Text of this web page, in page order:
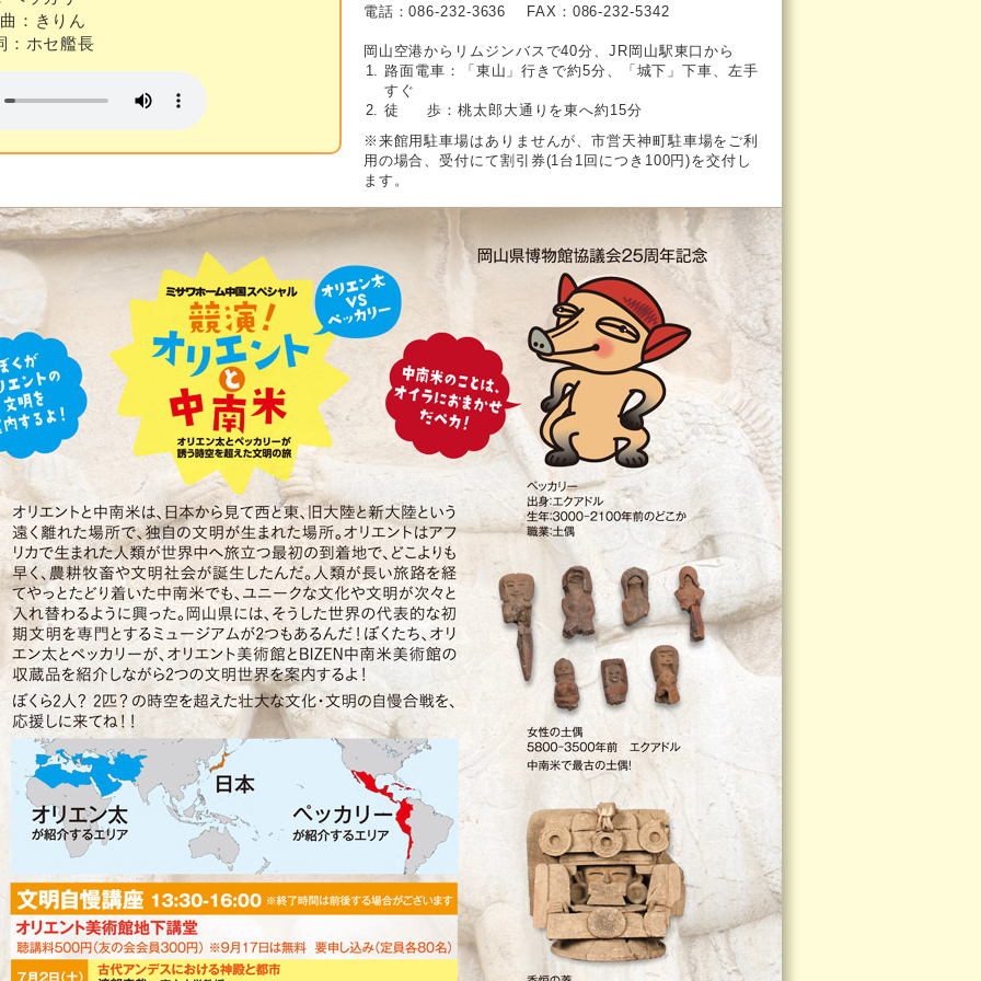
：きりん
：ホセ艦長
電話：086-232-3636
FAX：086-232-5342
岡山空港からリムジンバスで40分、JR岡山駅東口から
路面電車：「東山」行きで約5分、「城下」下車、左手
すぐ
徒歩：桃太郎大通りを東へ約15分
※来館用駐車場はありませんが、市営天神町駐車場をご利
用の場合、受付にて割引券(1台1回につき100円)を交付し
ます。